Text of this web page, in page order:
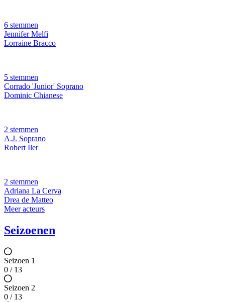
6 stemmen
Jennifer Melfi
Lorraine Bracco
5 stemmen
Corrado 'Junior' Soprano
Dominic Chianese
2 stemmen
A.J. Soprano
Robert Iler
2 stemmen
Adriana La Cerva
Drea de Matteo
Meer acteurs
Seizoenen
Seizoen 1
0 / 13
Seizoen 2
0 / 13